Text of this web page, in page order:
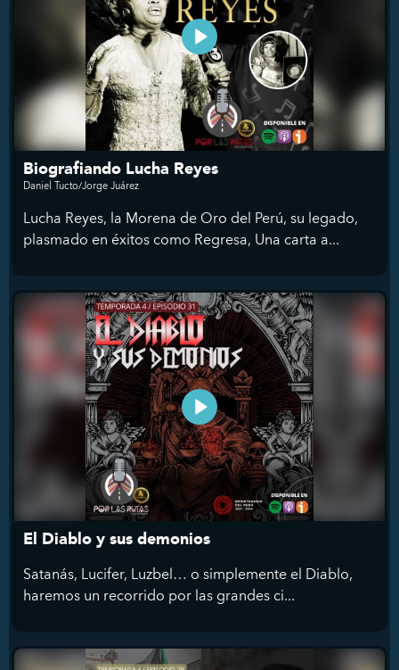
Biografiando Lucha Reyes
Daniel Tucto/Jorge Juárez
Lucha Reyes, la Morena de Oro del Perú, su legado,
plasmado en éxitos como Regresa, Una carta a...
El Diablo y sus demonios
Satanás, Lucifer, Luzbel… o simplemente el Diablo,
haremos un recorrido por las grandes ci...